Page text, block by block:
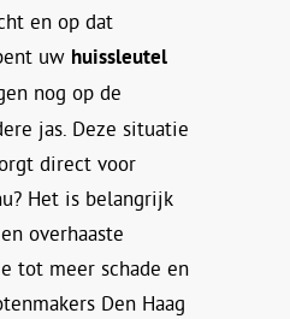
en op dat
uw huissleutel
nog op de
jas. Deze situatie
direct voor
Het is belangrijk
overhaaste
tot meer schade en
Den Haag